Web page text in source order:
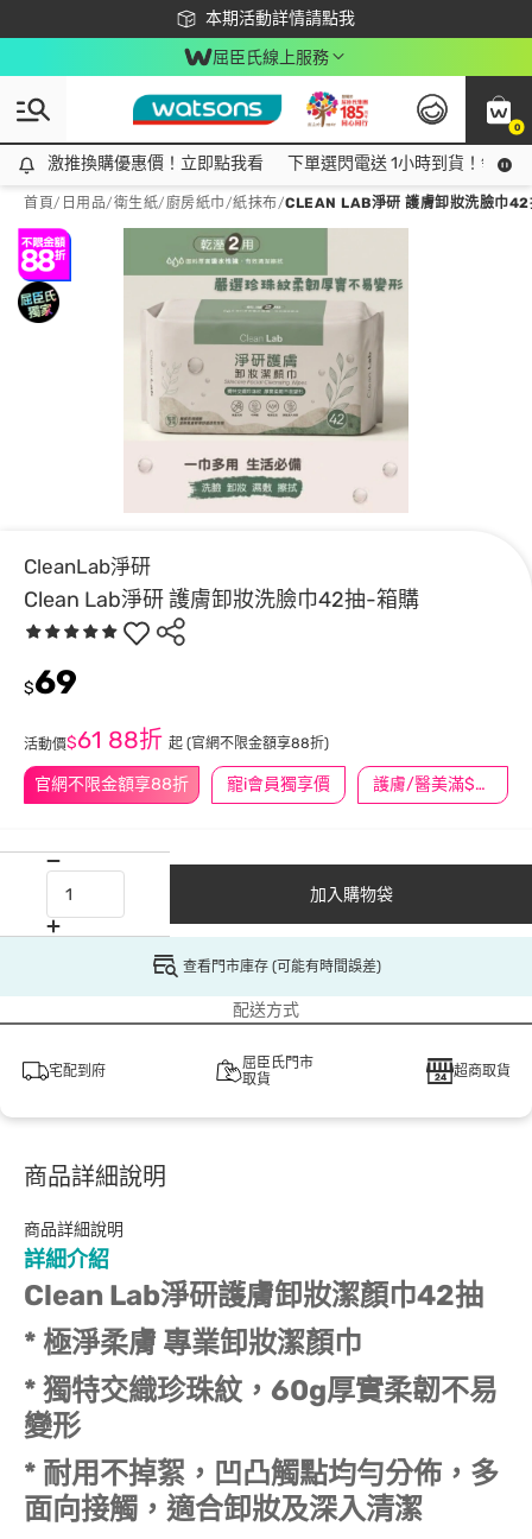
本期活動詳情請點我
下載app最高回饋$350
屈臣氏線上服務
0
激推換購優惠價！立即點我看
激推換購優惠價！立即點我看 下單選閃電送 1小時到貨！領神
首頁/ 日用品/衛生紙/廚房紙巾/紙抹布/CLEAN LAB淨研 護膚卸妝洗臉巾
CleanLab淨研
Clean Lab淨研 護膚卸妝洗臉巾42抽-箱購
官網不限金額享88折 寵i會員獨享價 護膚/醫美滿$600送好禮
$69
活動價$61 88折 起 (官網不限金額享88折)
加入購物袋
查看門市庫存 (可能有時間誤差)
配送方式
宅配到府
屈臣氏門市
取貨
超商取貨
商品詳細說明
商品詳細說明
詳細介紹
Clean Lab淨研護膚卸妝潔顏巾42抽
* 極淨柔膚 專業卸妝潔顏巾
* 獨特交織珍珠紋，60g厚實柔韌不易
變形
* 耐用不掉絮，凹凸觸點均勻分佈，多
面向接觸，適合卸妝及深入清潔